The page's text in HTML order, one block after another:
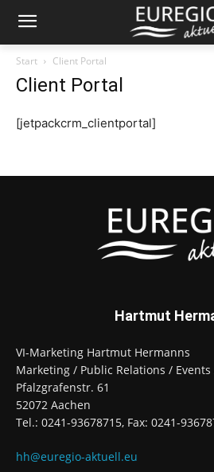
Start Client Portal
Client Portal
[jetpackcrm_clientportal]
Hartmut
VI-Marketing Hartmut Hermanns
Marketing / Public Relations /
Pfalzgrafenstr. 61
52072 Aachen
Tel.: 0241-93678715, Fax: 0241-
hh@euregio-aktuell.eu